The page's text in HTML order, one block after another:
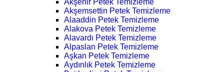
Akşehir Petek Temizleme
Akşemsettin Petek Temizleme
Alaaddin Petek Temizleme
Alakova Petek Temizleme
Alavardı Petek Temizleme
Alpaslan Petek Temizleme
Aşkan Petek Temizleme
Aydınlık Petek Temizleme